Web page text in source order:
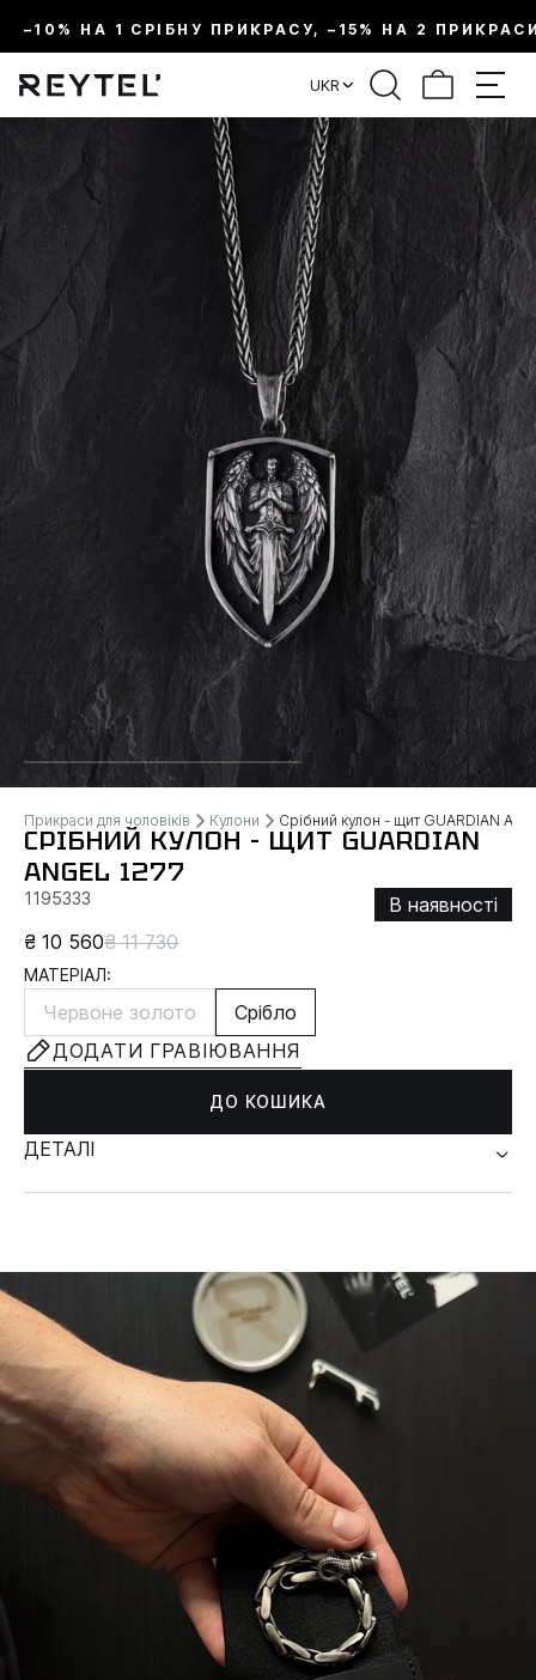
–10% НА 1 СРІБНУ ПРИКРАСУ, –15% НА 2
UKR
Прикраси для чоловіків Кулони Срібний кулон - щит GUARDIAN
СРІБНИЙ КУЛОН - ЩИТ GUARDIAN
ANGEL 1277
1195333
В наявності
₴ 10 560₴ 11 730
МАТЕРІАЛ:
Червоне золото
Срібло
ДОДАТИ ГРАВІЮВАННЯ
ДО КОШИКА
ДЕТАЛІ